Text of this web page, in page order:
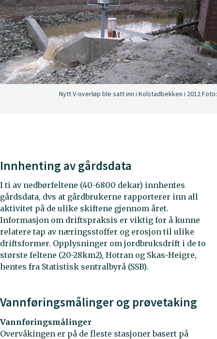
Nytt V-overløp ble satt inn i Kolstadbekken i 2012Foto:
Innhenting av gårdsdata
I ti av nedbørfeltene (40-6800 dekar) innhentes
gårdsdata, dvs at gårdbrukerne rapporterer inn all
aktivitet på de ulike skiftene gjennom året.
Informasjon om driftspraksis er viktig for å kunne
relatere tap av næringsstoffer og erosjon til ulike
driftsformer. Opplysninger om jordbruksdrift i de to
største feltene (20-28km2), Hotran og Skas-Heigre,
hentes fra Statistisk sentralbyrå (SSB).
Vannføringsmålinger og prøvetaking
Vannføringsmålinger
Overvåkingen er på de fleste stasjoner basert på